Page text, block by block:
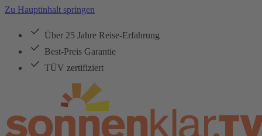
Zu Hauptinhalt springen
Über 25 Jahre Reise-Erfahrung
Best-Preis Garantie
TÜV zertifiziert